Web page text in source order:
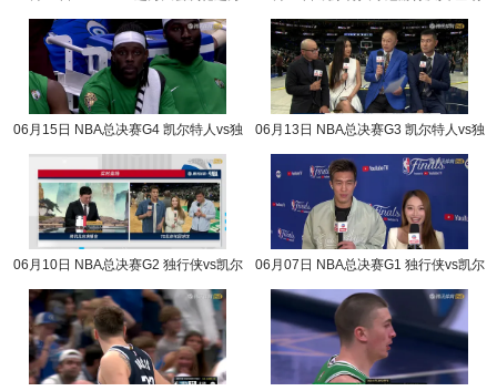
06月15日 NBA总决赛G4 凯尔特人vs独
06月13日 NBA总决赛G3 凯尔特人vs独
06月10日 NBA总决赛G2 独行侠vs凯尔
06月07日 NBA总决赛G1 独行侠vs凯尔